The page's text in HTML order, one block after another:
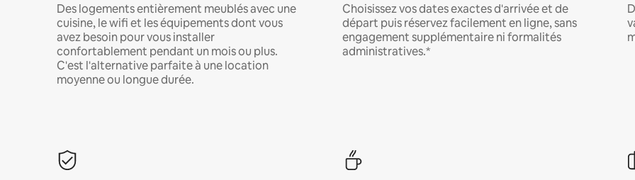
Des logements entièrement meublés avec une
cuisine, le wifi et les équipements dont vous
avez besoin pour vous installer
confortablement pendant un mois ou plus.
C'est l'alternative parfaite à une location
moyenne ou longue durée.
Choisissez vos dates exactes d'arrivée et de
départ puis réservez facilement en ligne, sans
engagement supplémentaire ni formalités
administratives.*